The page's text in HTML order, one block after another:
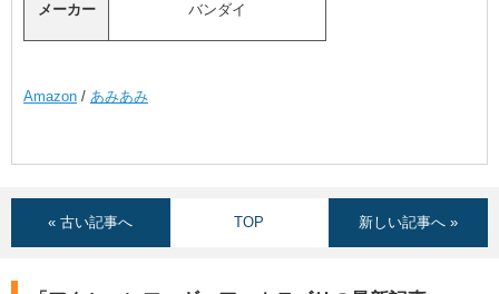
メーカー バンダイ
Amazon / あみあみ
« 古い記事へ TOP 新しい記事へ »